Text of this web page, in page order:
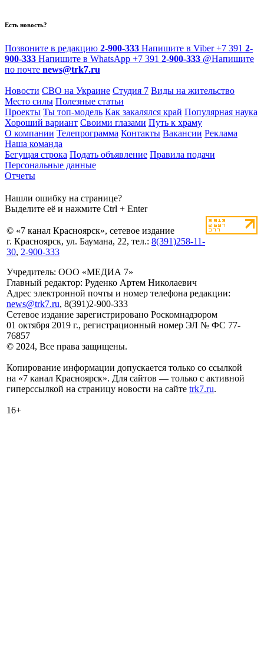
Есть новость?
Позвоните в редакцию 2-900-333 Напишите в Viber +7 391 2-
900-333 Напишите в WhatsApp +7 391 2-900-333 @Напишите
по почте news@trk7.ru
Новости СВО на Украине Студия 7 Виды на жительство
Место силы Полезные статьи
Проекты Ты топ-модель Как закалялся край Популярная наука
Хороший вариант Своими глазами Путь к храму
О компании Телепрограмма Контакты Вакансии Реклама
Наша команда
Бегущая строка Подать объявление Правила подачи
Персональные данные
Отчеты
Нашли ошибку на странице?
Выделите её и нажмите Ctrl + Enter
© «7 канал Красноярск», сетевое издание
г. Красноярск, ул. Баумана, 22, тел.: 8(391)258-11-
30, 2-900-333
Учредитель: ООО «МЕДИА 7»
Главный редактор: Руденко Артем Николаевич
Адрес электронной почты и номер телефона редакции:
news@trk7.ru, 8(391)2-900-333
Сетевое издание зарегистрировано Роскомнадзором
01 октября 2019 г., регистрационный номер ЭЛ № ФС 77-
76857
© 2024, Все права защищены.
Копирование информации допускается только со ссылкой
на «7 канал Красноярск». Для сайтов — только с активной
гиперссылкой на страницу новости на сайте trk7.ru.
16+